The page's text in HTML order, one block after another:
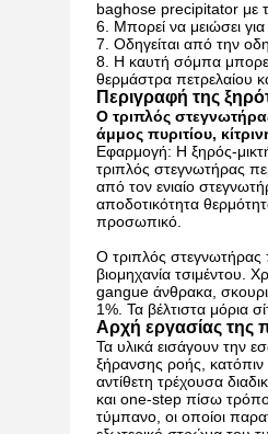
baghose precipitator με
6. Μπορεί να μειώσει
7. Οδηγείται από την
8. Η καυτή σόμπα
θερμάστρα πετρελαίου
Περιγραφή της
Ο τριπλός
άμμος πυριτίου,
Εφαρμογή: Η ξηρός-
τριπλός στεγνωτήρας
από τον ενιαίο
αποδοτικότητα
προσωπικό.
Ο τριπλός στεγνωτήρας
βιομηχανία τσιμέντου.
gangue άνθρακα,
1%. Τα βέλτιστα μόρια
Αρχή εργασίας της
Τα υλικά εισάγουν την
ξήρανσης ροής,
αντίθετη τρέχουσα
και one-step πίσω
τύμπανο, οι οποίοι